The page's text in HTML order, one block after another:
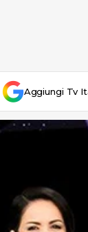
Aggiungi Tv